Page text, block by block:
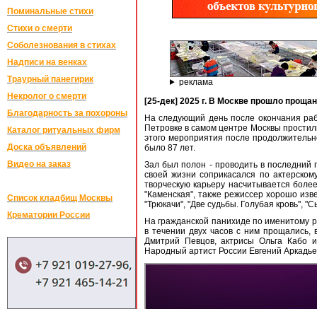
Поминальные стихи
Стихи о смерти
Соболезнования в стихах
Надписи на венках
Траурный панегирик
Некролог о смерти
Благодарность за похороны
Каталог ритуальных фирм
Доска объявлений
Видео на заказ
Список кладбищ Москвы
Крематории России
реклама
[25-дек] 2025 г. В Москве прошло
На следующий день после окончания
Петровке в самом центре Москвы
этого мероприятия после
было 87 лет.
Зал был полон - проводить в последний
своей жизни соприкасался по
творческую карьеру насчитывается
"Каменская", также режиссер хорошо
"Трюкачи", "Две судьбы. Голубая кровь",
На гражданской панихиде по именитому
в течении двух часов с ним прощались,
Дмитрий Певцов, актрисы Ольга Кабо
Народный артист России Евгений